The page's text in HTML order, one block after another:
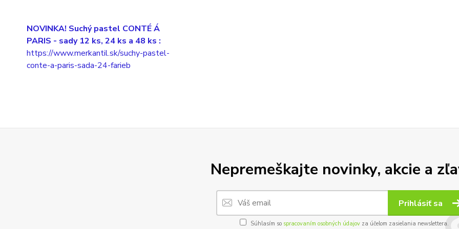
NOVINKA! Suchý pastel CONTÉ Á
PARIS - sady 12 ks, 24 ks a 48 ks :
https://www.merkantil.sk/suchy-pastel-
conte-a-paris-sada-24-farieb
Nepremeškajte novinky, akcie a
Prihlásiť sa
Súhlasím so spracovaním osobných údajov za účelom zasielania newslettera.